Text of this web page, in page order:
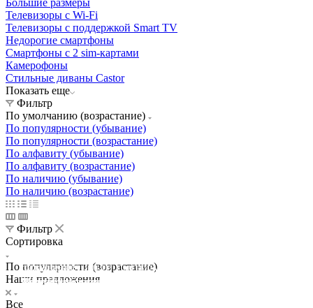
Телевизоры с Wi-Fi
Телевизоры с поддержкой Smart TV
Недорогие смартфоны
Смартфоны с 2 sim-картами
Камерофоны
Стильные диваны Castor
Показать еще
Фильтр
По умолчанию (возрастание)
По популярности (убывание)
По популярности (возрастание)
По алфавиту (убывание)
По алфавиту (возрастание)
По наличию (убывание)
По наличию (возрастание)
Фильтр
Сортировка
По популярности (возрастание)
Наши предложения
Все
Освещение
Здания префектуры ТиНАО
Освещение
Калужский завод путевых машин и гидроприводов
СТРОИТЕЛЬНЫЙ ГИПЕРМАРКЕТ «ЛЕРУА
МЕРЛЕН»
Освещение
Железнодорожный вокзал Арзамас-1